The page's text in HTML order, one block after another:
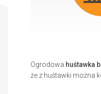
Ogrodowa huśtawka
że z huśtawki można